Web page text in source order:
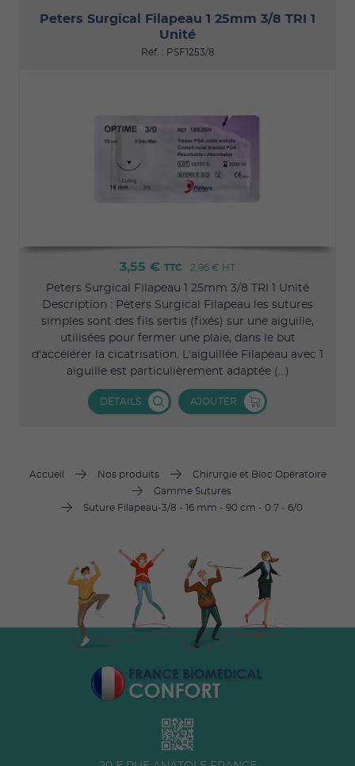
Peters Surgical Filapeau 1 25mm 3/8 TRI 1
Unité
Réf. : PSF1253/8
3,55 € TTC 2,96 € HT
Peters Surgical Filapeau 1 25mm 3/8 TRI 1 Unité
Description : Peters Surgical Filapeau les sutures
simples sont des fils sertis (fixés) sur une aiguille,
utilisées pour fermer une plaie, dans le but
d'accélérer la cicatrisation. L'aiguillée Filapeau avec 1
aiguille est particulièrement adaptée (...)
DÉTAILS AJOUTER
Accueil Nos produits
Chirurgie et Bloc Opératoire
Gamme Sutures
Suture Filapeau-3/8 - 16 mm - 90 cm - 0.7 - 6/0